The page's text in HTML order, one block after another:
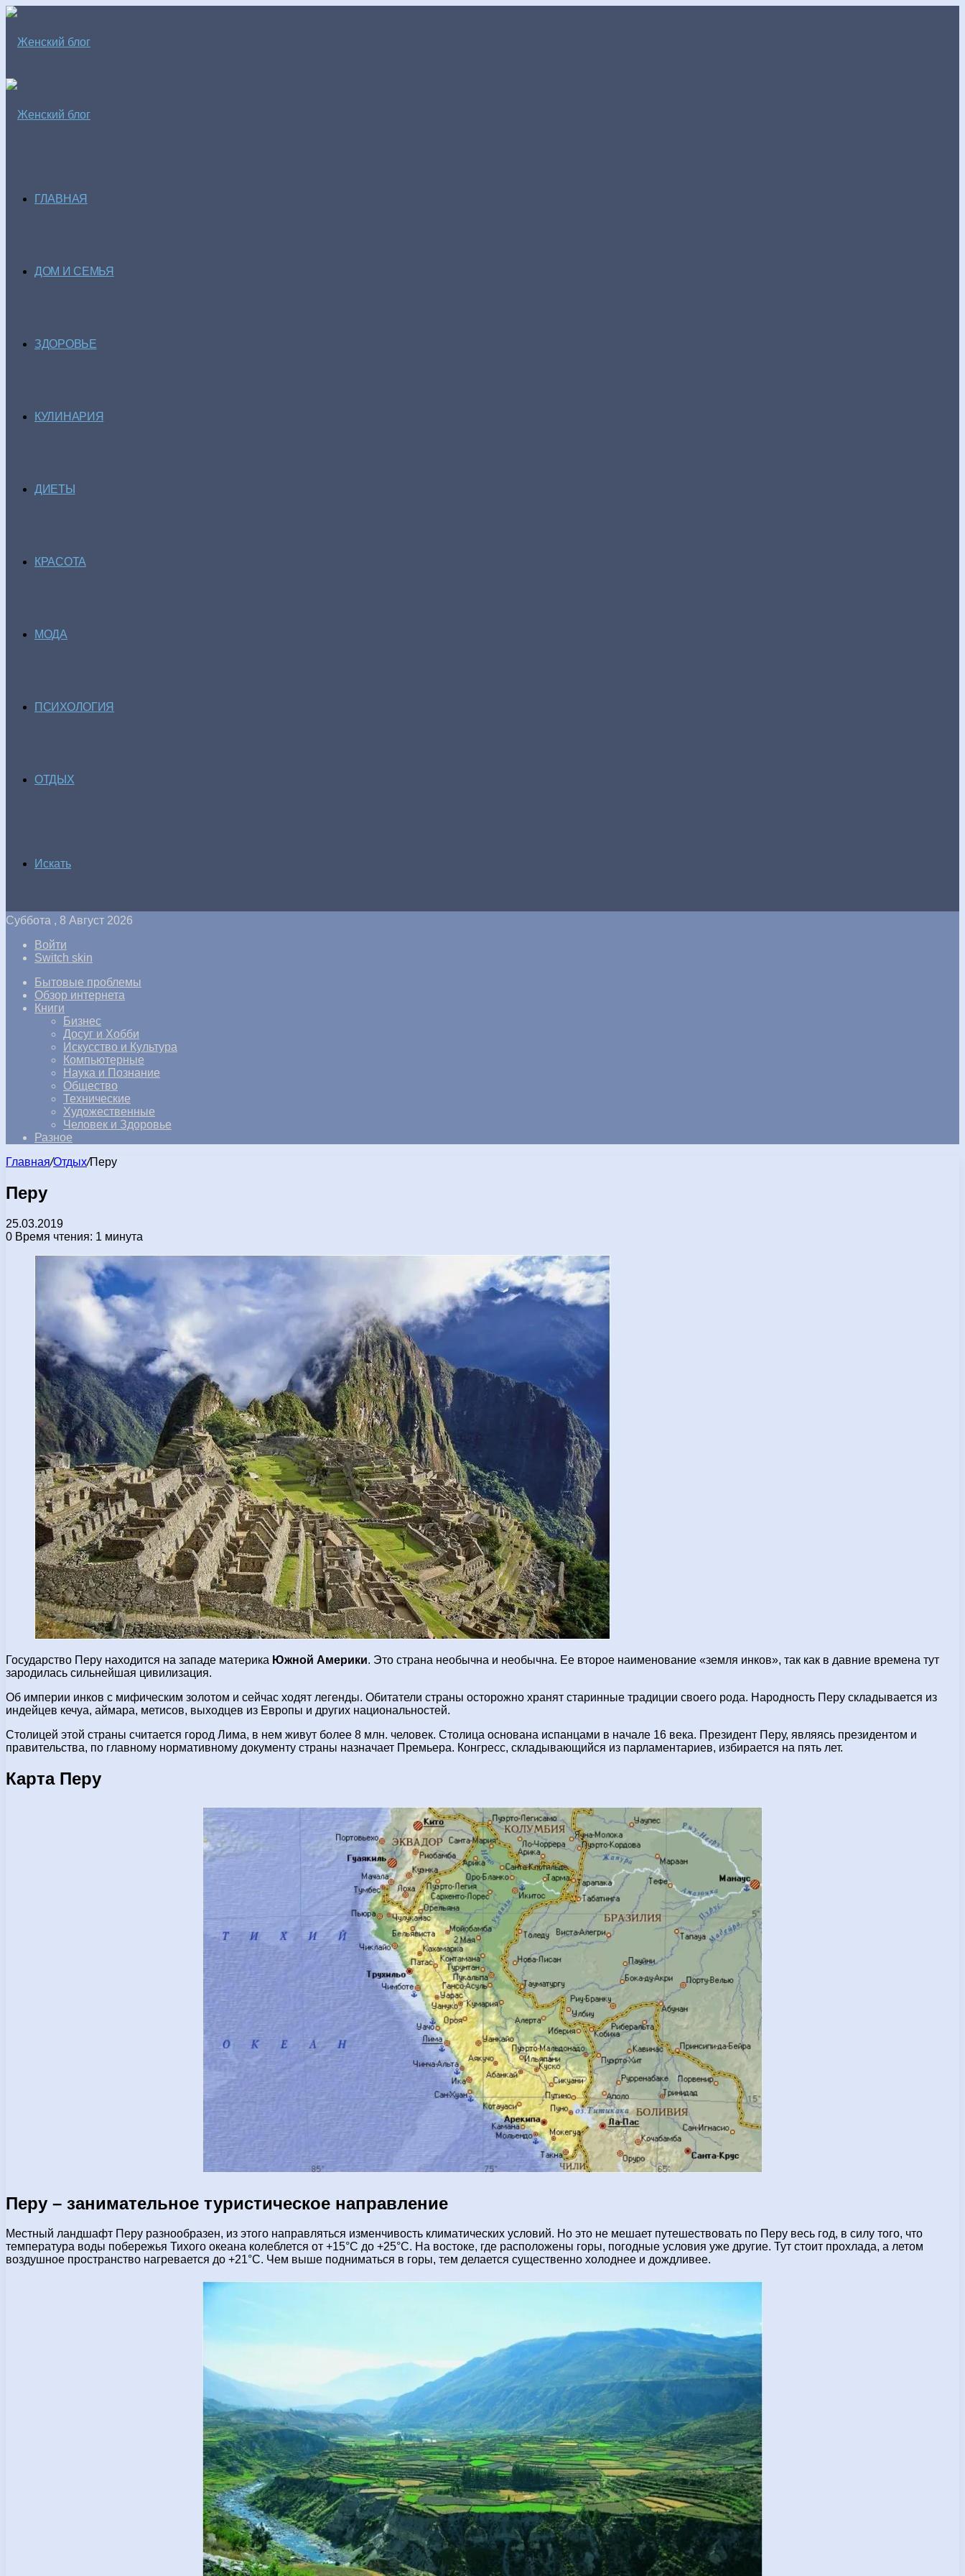
ГЛАВНАЯ
ДОМ И СЕМЬЯ
ЗДОРОВЬЕ
КУЛИНАРИЯ
ДИЕТЫ
КРАСОТА
МОДА
ПСИХОЛОГИЯ
ОТДЫХ
Искать
Суббота , 8 Август 2026
Войти
Switch skin
Бытовые проблемы
Обзор интернета
Книги
Бизнес
Досуг и Хобби
Искусство и Культура
Компьютерные
Наука и Познание
Общество
Технические
Художественные
Человек и Здоровье
Разное
Главная/Отдых/Перу
Перу
25.03.2019
0 Время чтения: 1 минута
Государство Перу находится на западе материка Южной Америки. Это страна необычна и необычна. Ее второе наименование «земля инков», так как в давние времена тут
зародилась сильнейшая цивилизация.
Об империи инков с мифическим золотом и сейчас ходят легенды. Обитатели страны осторожно хранят старинные традиции своего рода. Народность Перу складывается из
индейцев кечуа, аймара, метисов, выходцев из Европы и других национальностей.
Столицей этой страны считается город Лима, в нем живут более 8 млн. человек. Столица основана испанцами в начале 16 века. Президент Перу, являясь президентом и
правительства, по главному нормативному документу страны назначает Премьера. Конгресс, складывающийся из парламентариев, избирается на пять лет.
Карта Перу
Перу – занимательное туристическое направление
Местный ландшафт Перу разнообразен, из этого направляться изменчивость климатических условий. Но это не мешает путешествовать по Перу весь год, в силу того, что
температура воды побережья Тихого океана колеблется от +15°С до +25°С. На востоке, где расположены горы, погодные условия уже другие. Тут стоит прохлада, а летом
воздушное пространство нагревается до +21°С. Чем выше подниматься в горы, тем делается существенно холоднее и дождливее.